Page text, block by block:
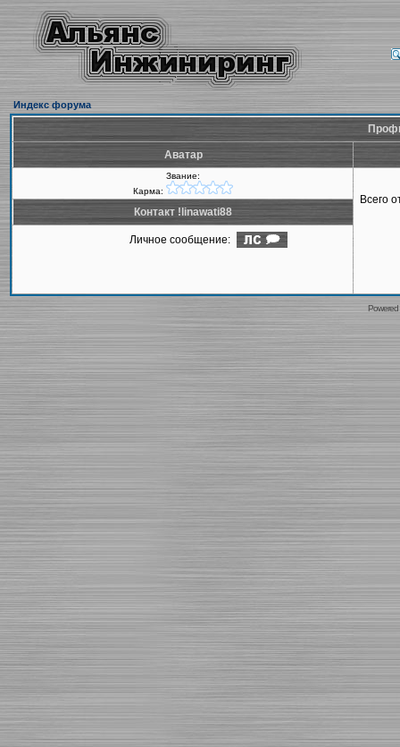
Индекс форума
Аватар
Звание:
Карма:
Всего
Контакт !linawati88
Личное сообщение: